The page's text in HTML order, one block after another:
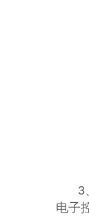
3
电子